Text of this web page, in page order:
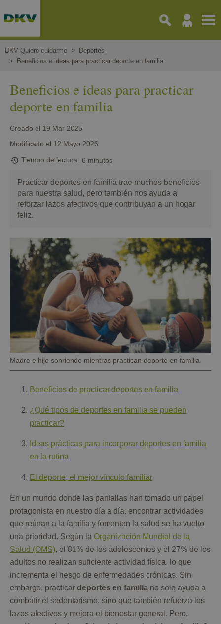
al
principal
DKV Quiero cuidarme
Deportes
Beneficios e ideas para practicar deporte en familia
Beneficios e ideas para practicar
deporte en familia
Creado el 19 Mar 2025
Modificado el 12 Mayo 2026
Tiempo de lectura 6 minutos
Practicar deportes en familia trae muchos beneficios
para nuestra salud, pero también nos ayuda a
reforzar lazos afectivos que contribuyan a un hogar
feliz.
Pie
de
Madre e hijo sonriendo mientras practican deporte en familia
Beneficios de practicar deportes en familia
¿Qué tipos de deportes en familia se pueden
practicar?
Ideas prácticas para incorporar deportes en familia
en la rutina
El deporte, el mejor vínculo familiar
En un mundo donde las pantallas han tomado un papel
protagonista en nuestro día a día, encontrar actividades
que reúnan a la familia y fomenten la salud se ha vuelto
una prioridad. Según la Organización Mundial de la
Salud (OMS), el 81% de los adolescentes y el 27% de los
adultos no realizan suficiente actividad física, lo que
incrementa el riesgo de enfermedades crónicas. Sin
embargo, practicar deportes en familia no solo ayuda a
combatir el sedentarismo, sino que también refuerza los
lazos afectivos y mejora el bienestar general. Pero,